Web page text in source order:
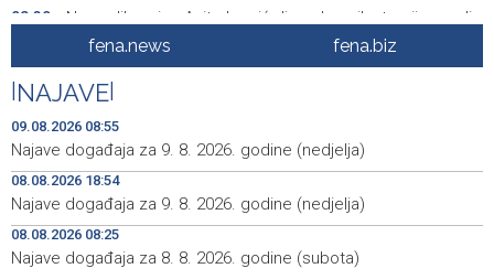
08:30
Nova slikovnica Anite Lovrić djecu kroz ilustracije uvodi
u radosna otajstva krunice
20:31
HZHM: U sudaru vlakova zbrinute 24 ozlijeđene osobe,
12 zadržano na liječenju
20:22 Metković: Na Maratonu lađa se natječe 31 ekipa
20:15
Tomislavgrad: Veterani Vojne policije HVO-a odali
počast poginulim braniteljima
18:54 Najave događaja za 9. 8. 2026. godine (nedjelja)
fena.news fena.biz
NAJAVE
09.08.2026 08:55
Najave događaja za 9. 8. 2026. godine (nedjelja)
08.08.2026 18:54
Najave događaja za 9. 8. 2026. godine (nedjelja)
08.08.2026 08:25
Najave događaja za 8. 8. 2026. godine (subota)